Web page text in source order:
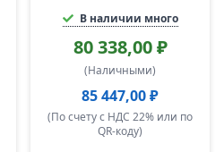
В наличии много
80 338,00 ₽
(Наличными)
85 447,00 ₽
(По счету с НДС 22% или по
QR-коду)